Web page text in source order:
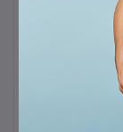
رؤية ممتازة